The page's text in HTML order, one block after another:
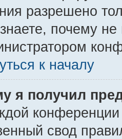
разрешено
почему
к началу
я получил
конференции
свод